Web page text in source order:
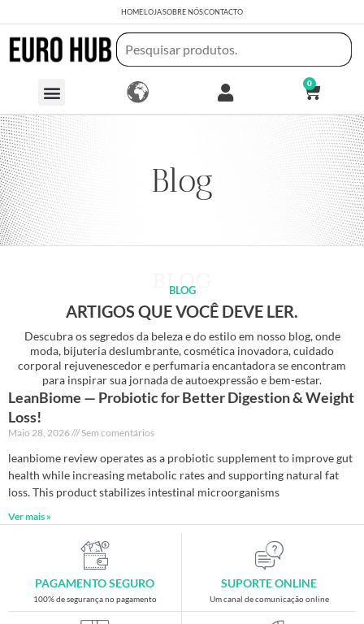
HOMELOJASOBRE NÓSCONTACTO
0
Blog
BLOG
ARTIGOS QUE VOCÊ DEVE LER.
Descubra os segredos da beleza e do estilo em nosso blog, onde
moda, bijuteria deslumbrante, cosmética inovadora, cuidado
corporal rejuvenescedor e perfumaria encantadora se encontram
para inspirar sua jornada de autoexpressão e bem-estar.
LeanBiome — Probiotic for Better Digestion & Weight
Loss!
Maio 28, 2026 Sem comentários
leanbiome review operates as a probiotic supplement to improve gut
health while increasing metabolic rates and supporting natural fat
loss. This product stabilizes intestinal microorganisms
Ver mais »
PAGAMENTO SEGURO
100% de segurança no pagamento
SUPORTE ONLINE
Um canal de comunicação online